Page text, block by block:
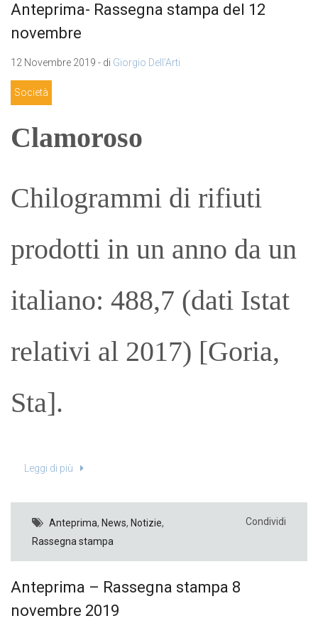
Anteprima- Rassegna stampa del 12
novembre
12 Novembre 2019 - di Giorgio Dell'Arti
Società
Clamoroso
Chilogrammi di rifiuti
prodotti in un anno da un
italiano: 488,7 (dati Istat
relativi al 2017) [Goria,
Sta].
Leggi di più
Anteprima, News, Notizie,
Rassegna stampa
Condividi
Anteprima – Rassegna stampa 8
novembre 2019